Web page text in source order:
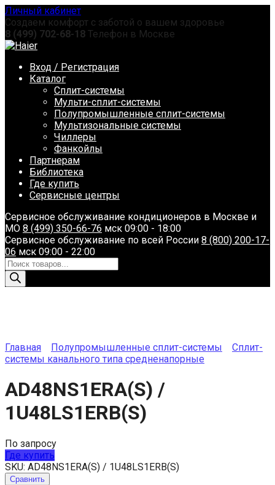
Перейти
к
содержанию
Личный кабинет
Создаем комфорт с заботой о вашем здоровье
8 (499) 702-68-18 Телефон в Москве
Вход / Регистрация
Каталог
Сплит-системы
Мульти-сплит-системы
Полупромышленные сплит-системы
Мультизональные системы
Чиллеры
Фанкойлы
Партнерам
Библиотека
Где купить
Сервисные центры
Сервисное обслуживание кондиционеров в Москве и
МО 8 (499) 350-66-76 мск 09:00 - 18:00
Сервисное обслуживание по всей России 8 (800) 200-17-
06 мск 09:00 - 22:00
Поиск
товаров
Главная Полупромышленные сплит-системы
Сплит-
системы канального типа средненапорные
AD48NS1ERA(S) /
1U48LS1ERB(S)
По запросу
Где купить
SKU: AD48NS1ERA(S) / 1U48LS1ERB(S)
Сравнить